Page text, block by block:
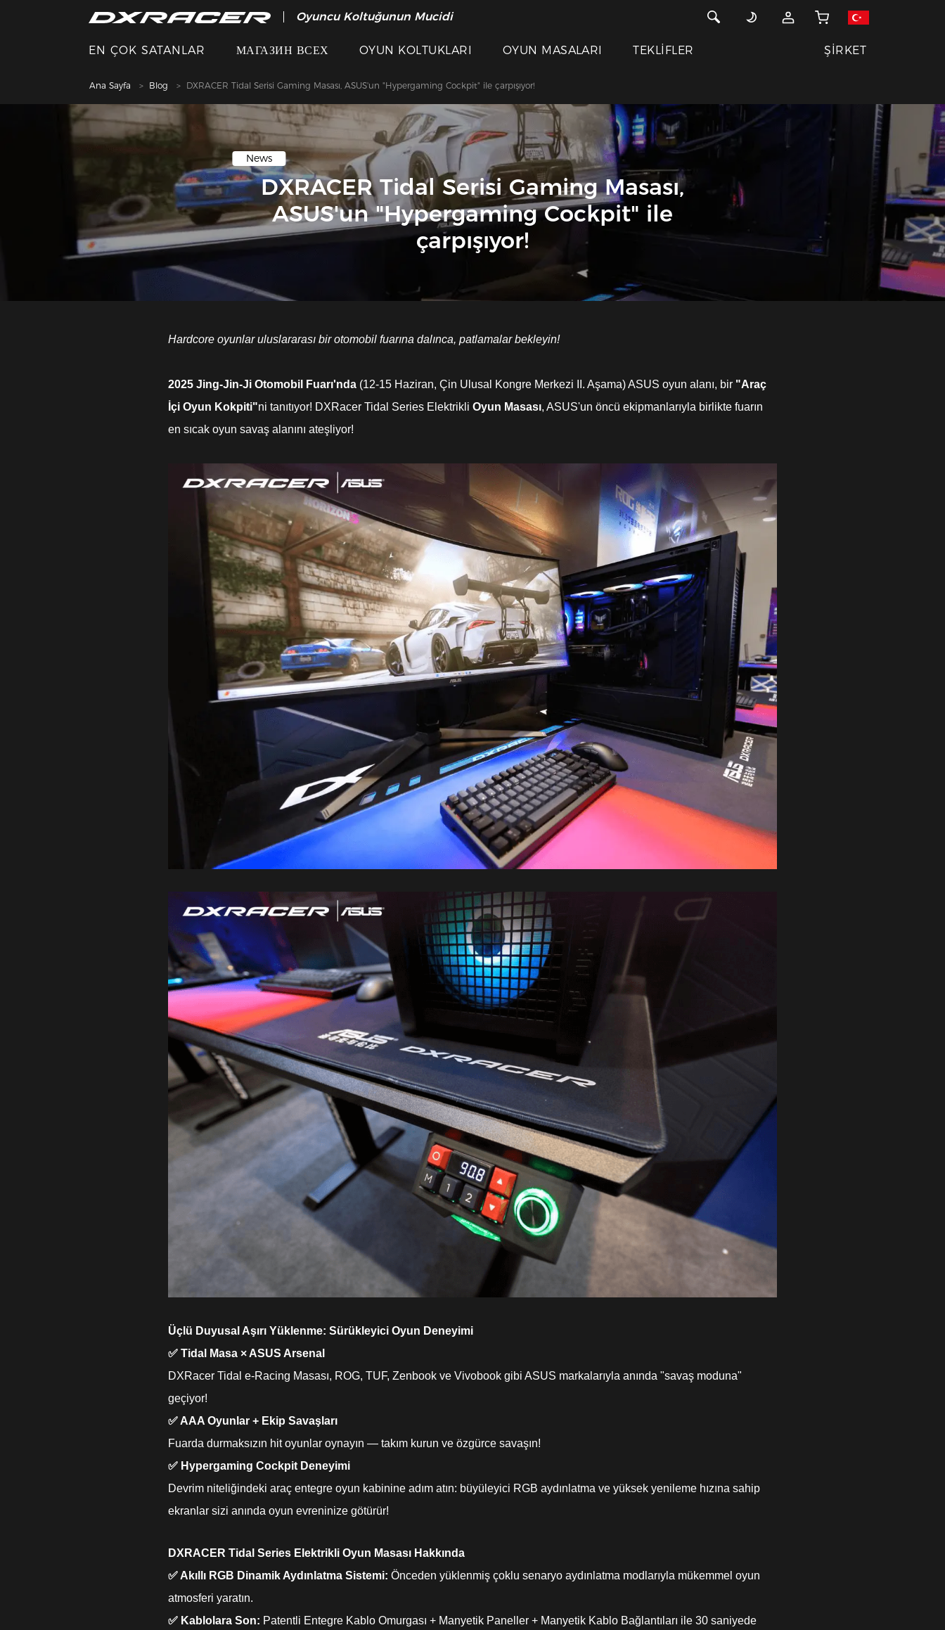
Oyuncu Koltuğunun Mucidi
EN ÇOK SATANLAR МАГАЗИН ВСЕХ OYUN KOLTUKLARI OYUN MASALARI TEKLİFLER ŞİRKET
Ana Sayfa Blog DXRACER Tidal Serisi Gaming Masası, ASUS'un "Hypergaming Cockpit" ile çarpışıyor!
News
DXRACER Tidal Serisi Gaming Masası,
ASUS'un "Hypergaming Cockpit" ile
çarpışıyor!
Hardcore oyunlar uluslararası bir otomobil fuarına dalınca, patlamalar bekleyin!
2025 Jing-Jin-Ji Otomobil Fuarı'nda (12-15 Haziran, Çin Ulusal Kongre Merkezi II. Aşama) ASUS oyun alanı, bir "Araç
İçi Oyun Kokpiti"ni tanıtıyor! DXRacer Tidal Series Elektrikli Oyun Masası, ASUS'un öncü ekipmanlarıyla birlikte fuarın
en sıcak oyun savaş alanını ateşliyor!
Üçlü Duyusal Aşırı Yüklenme: Sürükleyici Oyun Deneyimi
✅ Tidal Masa × ASUS Arsenal
DXRacer Tidal e-Racing Masası, ROG, TUF, Zenbook ve Vivobook gibi ASUS markalarıyla anında "savaş moduna"
geçiyor!
✅ AAA Oyunlar + Ekip Savaşları
Fuarda durmaksızın hit oyunlar oynayın — takım kurun ve özgürce savaşın!
✅ Hypergaming Cockpit Deneyimi
Devrim niteliğindeki araç entegre oyun kabinine adım atın: büyüleyici RGB aydınlatma ve yüksek yenileme hızına sahip
ekranlar sizi anında oyun evreninize götürür!
DXRACER Tidal Series Elektrikli Oyun Masası Hakkında
✅ Akıllı RGB Dinamik Aydınlatma Sistemi: Önceden yüklenmiş çoklu senaryo aydınlatma modlarıyla mükemmel oyun
atmosferi yaratın.
✅ Kablolara Son: Patentli Entegre Kablo Omurgası + Manyetik Paneller + Manyetik Kablo Bağlantıları ile 30 saniyede